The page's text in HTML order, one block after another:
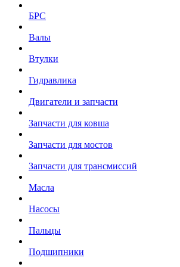
БРС
Валы
Втулки
Гидравлика
Двигатели и запчасти
Запчасти для ковша
Запчасти для мостов
Запчасти для трансмиссий
Масла
Насосы
Пальцы
Подшипники